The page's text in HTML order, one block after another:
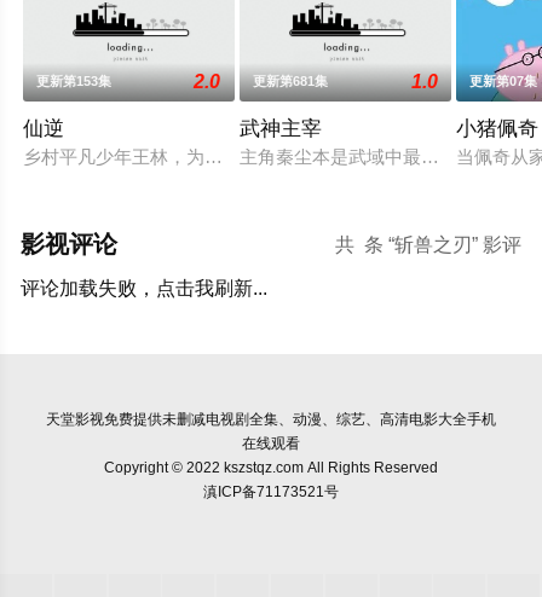
更新第153集 2.0
仙逆
乡村平凡少年王林，为了心中不屈的信念踏入仙门修行，克服
更新第681集 1.0
武神主宰
主角秦尘本是武域中最顶尖的天才
更新第07集
小猪佩
当佩奇从
共 条 “斩兽之刃” 影评
影视评论
评论加载失败，点击我刷新...
天堂影视免费提供未删减电视剧全集、动漫、综艺、高清电影大全手机
在线观看
Copyright © 2022 kszstqz.com All Rights Reserved
滇ICP备71173521号